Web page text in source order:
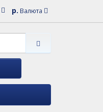
р. Валюта